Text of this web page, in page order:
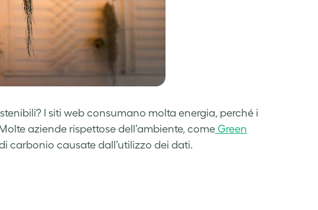
I siti web consumano molta energia, perché i
aziende rispettose dell’ambiente, come Green
carbonio causate dall’utilizzo dei dati.